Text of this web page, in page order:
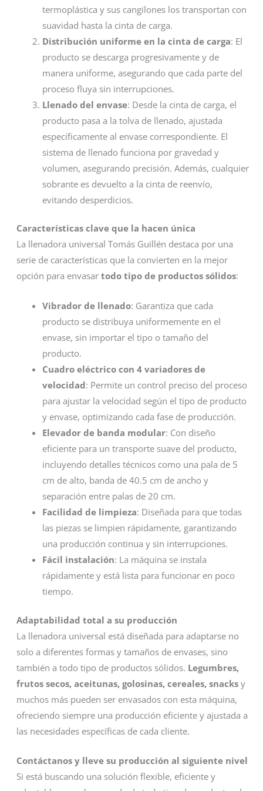
termoplástica y sus cangilones los transportan con
suavidad hasta la cinta de carga.
Distribución uniforme en la cinta de carga: El
producto se descarga progresivamente y de
manera uniforme, asegurando que cada parte del
proceso fluya sin interrupciones.
Llenado del envase: Desde la cinta de carga, el
producto pasa a la tolva de llenado, ajustada
específicamente al envase correspondiente. El
sistema de llenado funciona por gravedad y
volumen, asegurando precisión. Además, cualquier
sobrante es devuelto a la cinta de reenvío,
evitando desperdicios.
Características clave que la hacen única
La llenadora universal Tomás Guillén destaca por una
serie de características que la convierten en la mejor
opción para envasar todo tipo de productos sólidos:
Vibrador de llenado: Garantiza que cada
producto se distribuya uniformemente en el
envase, sin importar el tipo o tamaño del
producto.
Cuadro eléctrico con 4 variadores de
velocidad: Permite un control preciso del proceso
para ajustar la velocidad según el tipo de producto
y envase, optimizando cada fase de producción.
Elevador de banda modular: Con diseño
eficiente para un transporte suave del producto,
incluyendo detalles técnicos como una pala de 5
cm de alto, banda de 40.5 cm de ancho y
separación entre palas de 20 cm.
Facilidad de limpieza: Diseñada para que todas
las piezas se limpien rápidamente, garantizando
una producción continua y sin interrupciones.
Fácil instalación: La máquina se instala
rápidamente y está lista para funcionar en poco
tiempo.
Adaptabilidad total a su producción
La llenadora universal está diseñada para adaptarse no
solo a diferentes formas y tamaños de envases, sino
también a todo tipo de productos sólidos. Legumbres,
frutos secos, aceitunas, golosinas, cereales, snacksy
muchos más pueden ser envasados con esta máquina,
ofreciendo siempre una producción eficiente y ajustada a
las necesidades específicas de cada cliente.
Contáctanos y lleve su producción al siguiente nivel
Si está buscando una solución flexible, eficiente y